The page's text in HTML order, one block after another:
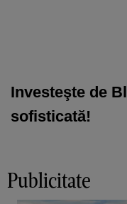
Investeşte de
sofisticată!
Publicitate